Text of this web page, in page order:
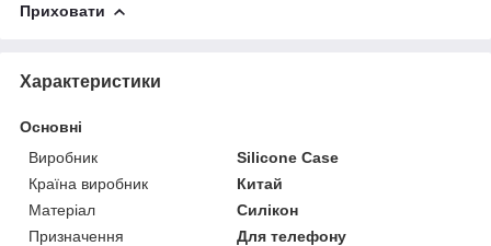
Приховати
Характеристики
Основні
Виробник
Silicone Case
Країна виробник
Китай
Матеріал
Силікон
Призначення
Для телефону